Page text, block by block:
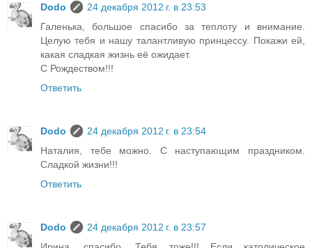
Dodo
24 декабря 2012 г. в 23:53
Галенька, большое спасибо за теплоту и внимание.
Целую тебя и нашу талантливую принцессу. Покажи ей,
какая сладкая жизнь её ожидает.
С Рождеством!!!
Ответить
Dodo
24 декабря 2012 г. в 23:54
Наталия, тебе можно. С наступающим праздником.
Сладкой жизни!!!
Ответить
Dodo
24 декабря 2012 г. в 23:57